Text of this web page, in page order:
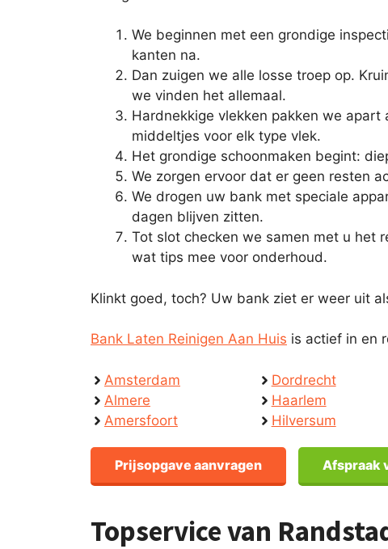
We beginnen met een grondige
kanten na.
Dan zuigen we alle losse troep op.
we vinden het allemaal.
Hardnekkige vlekken pakken we apart
middeltjes voor elk type vlek.
Het grondige schoonmaken begint:
We zorgen ervoor dat er geen resten
We drogen uw bank met speciale
dagen blijven zitten.
Tot slot checken we samen met u het
wat tips mee voor onderhoud.
Klinkt goed, toch? Uw bank ziet er weer uit
Bank Laten Reinigen Aan Huis is actief in en
Amsterdam
Almere
Amersfoort
Dordrecht
Haarlem
Hilversum
Prijsopgave aanvragen Afspraak
Topservice van